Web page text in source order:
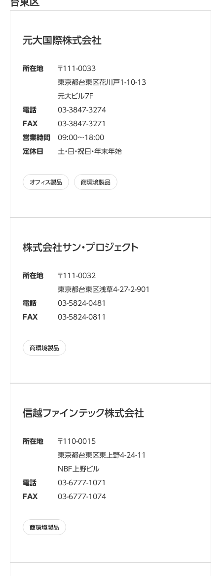
元大国際株式会社
所在地
111-0033
東京都台東区花川戸1-10-13
元大ビル7F
電話
03-3847-3274
FAX
03-3847-3271
営業時間
09:00～18:00
定休日
土・日・祝日・年末年始
オフィス製品 商環境製品
株式会社サン・プロジェクト
所在地
111-0032
東京都台東区浅草4-27-2-901
電話
03-5824-0481
FAX
03-5824-0811
商環境製品
信越ファインテック株式会社
所在地
110-0015
東京都台東区東上野4-24-11
NBF上野ビル
電話
03-6777-1071
FAX
03-6777-1074
商環境製品